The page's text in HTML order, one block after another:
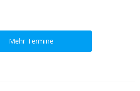
Mehr Termine